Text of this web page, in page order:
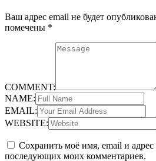
Ваш адрес email не будет
помечены *
COMMENT:
NAME:
EMAIL:
WEBSITE:
Сохранить моё имя, email и адрес
последующих моих комментариев.